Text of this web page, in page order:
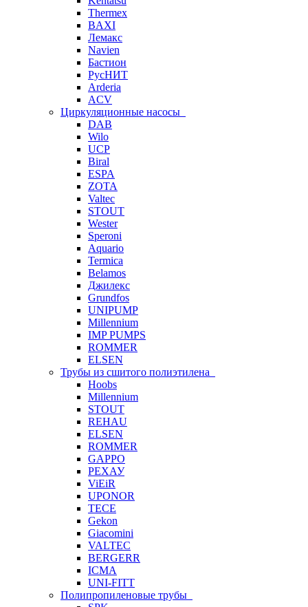
Thermex
BAXI
Лемакс
Navien
Бастион
РусНИТ
Arderia
ACV
Циркуляционные насосы
DAB
Wilo
UCP
Biral
ESPA
ZOTA
Valtec
STOUT
Wester
Speroni
Aquario
Termica
Belamos
Джилекс
Grundfos
UNIPUMP
Millennium
IMP PUMPS
ROMMER
ELSEN
Трубы из сшитого полиэтилена
Hoobs
Millennium
STOUT
REHAU
ELSEN
ROMMER
GAPPO
РЕХАУ
ViEiR
UPONOR
TECE
Gekon
Giacomini
VALTEC
BERGERR
ICMA
UNI-FITT
Полипропиленовые трубы